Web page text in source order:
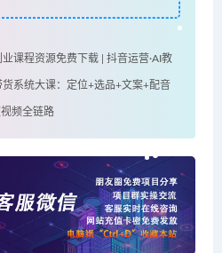
课程资源免费下载 | 抖音运营·AI教
货系统大课：定位+选品+文案+配音
频全链路